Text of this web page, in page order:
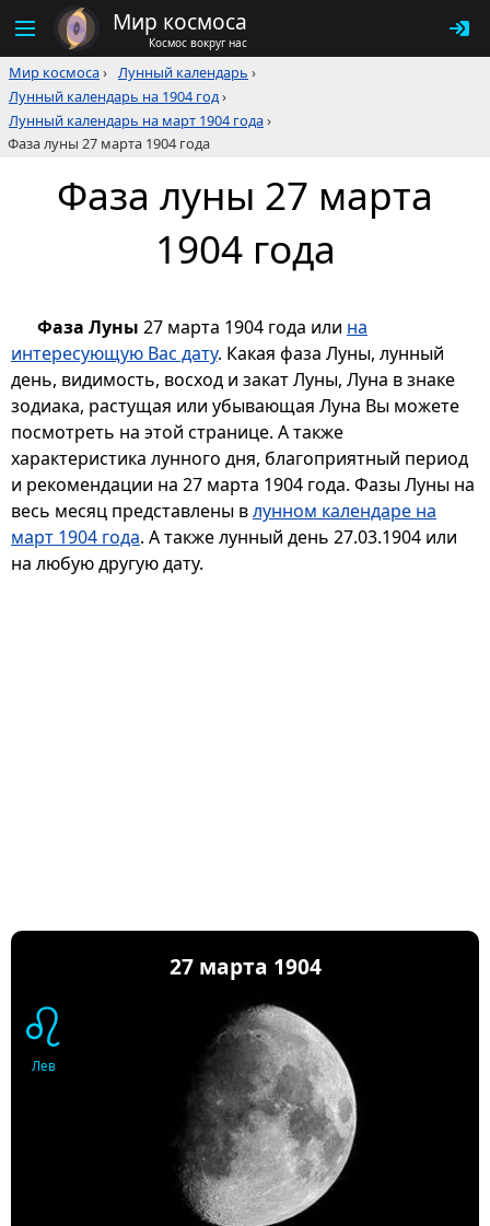
Мир космоса
Космос вокруг нас
Мир космоса› Лунный календарь ›
Лунный календарь на 1904 год›
Лунный календарь на март 1904 года›
Фаза луны 27 марта 1904 года
Фаза луны 27 марта
1904 года
Фаза Луны 27 марта 1904 года или на
интересующую Вас дату. Какая фаза Луны, лунный
день, видимость, восход и закат Луны, Луна в знаке
зодиака, растущая или убывающая Луна Вы можете
посмотреть на этой странице. А также
характеристика лунного дня, благоприятный период
и рекомендации на 27 марта 1904 года. Фазы Луны на
весь месяц представлены влунном календаре на
март 1904 года. А также лунный день 27.03.1904 или
на любую другую дату.
27 марта 1904
♌
Лев